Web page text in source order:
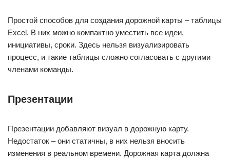
Простой способов для создания дорожной карты – таблицы
Excel. В них можно компактно уместить все идеи,
инициативы, сроки. Здесь нельзя визуализировать
процесс, и такие таблицы сложно согласовать с другими
членами команды.
Презентации
Презентации добавляют визуал в дорожную карту.
Недостаток – они статичны, в них нельзя вносить
изменения в реальном времени. Дорожная карта должна